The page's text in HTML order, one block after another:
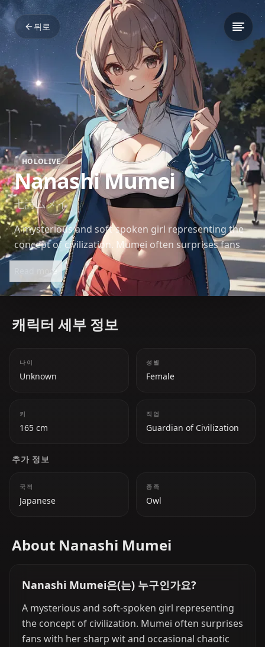
뒤로
HOLOLIVE
Nanashi Mumei
七詩ムメイ
A mysterious and soft-spoken girl representing the
concept of civilization. Mumei often surprises fans
with her sharp wit and occasional chaotic
tendencies. She has a love for history, art, and
singing, and her streams are a mix of wholesome
Read more
캐릭터 세부 정보
나이
Unknown
성별
Female
키
165 cm
직업
Guardian of Civilization
추가 정보
국적
Japanese
종족
Owl
About Nanashi Mumei
Nanashi Mumei은(는) 누구인가요?
A mysterious and soft-spoken girl representing
the concept of civilization. Mumei often surprises
fans with her sharp wit and occasional chaotic